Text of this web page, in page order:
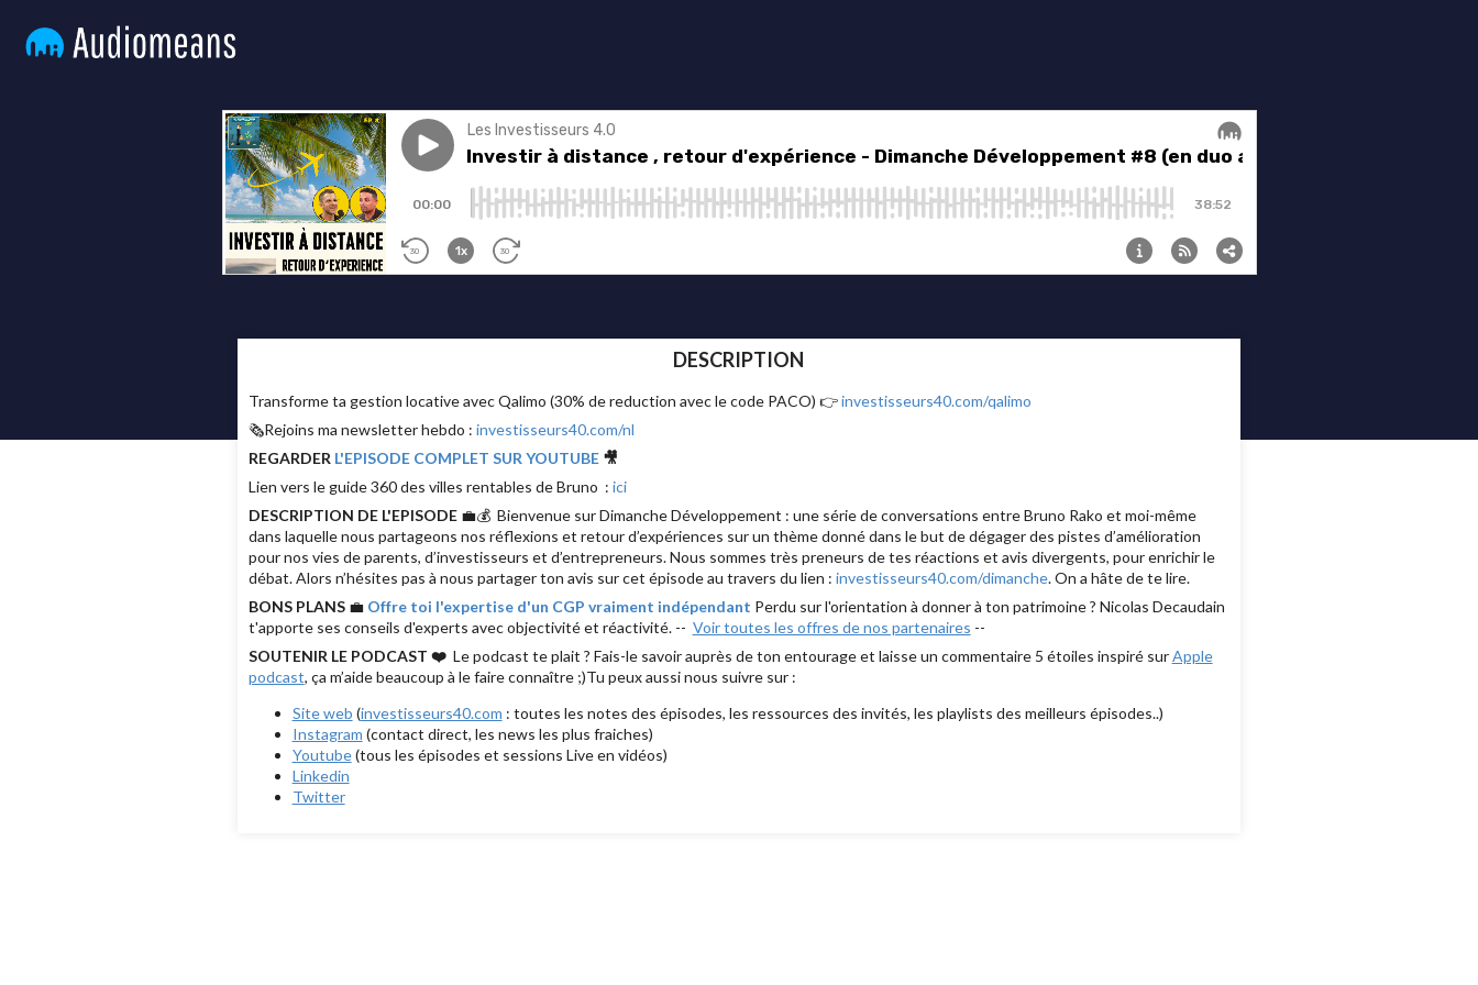
DESCRIPTION
Transforme ta gestion locative avec Qalimo (30% de reduction avec le code PACO) 👉investisseurs40.com/qalimo
🗞Rejoins ma newsletter hebdo : investisseurs40.com/nl
REGARDER L'EPISODE COMPLET SUR YOUTUBE 🎥
Lien vers le guide 360 des villes rentables de Bruno : ici
DESCRIPTION DE L'EPISODE 💼💰 Bienvenue sur Dimanche Développement : une série de conversations entre Bruno Rako et moi-même
dans laquelle nous partageons nos réflexions et retour d’expériences sur un thème donné dans le but de dégager des pistes d’amélioration
pour nos vies de parents, d’investisseurs et d’entrepreneurs. Nous sommes très preneurs de tes réactions et avis divergents, pour enrichir le
débat. Alors n’hésites pas à nous partager ton avis sur cet épisode au travers du lien : investisseurs40.com/dimanche. On a hâte de te lire.
BONS PLANS 💼 Offre toi l'expertise d'un CGP vraiment indépendant Perdu sur l'orientation à donner à ton patrimoine ? Nicolas Decaudain
t'apporte ses conseils d'experts avec objectivité et réactivité. -- Voir toutes les offres de nos partenaires --
SOUTENIR LE PODCAST ❤️ Le podcast te plait ? Fais-le savoir auprès de ton entourage et laisse un commentaire 5 étoiles inspiré surApple
podcast, ça m’aide beaucoup à le faire connaître ;)Tu peux aussi nous suivre sur :
Site web (investisseurs40.com : toutes les notes des épisodes, les ressources des invités, les playlists des meilleurs épisodes..)
Instagram (contact direct, les news les plus fraiches)
Youtube(tous les épisodes et sessions Live en vidéos)
Linkedin
Twitter